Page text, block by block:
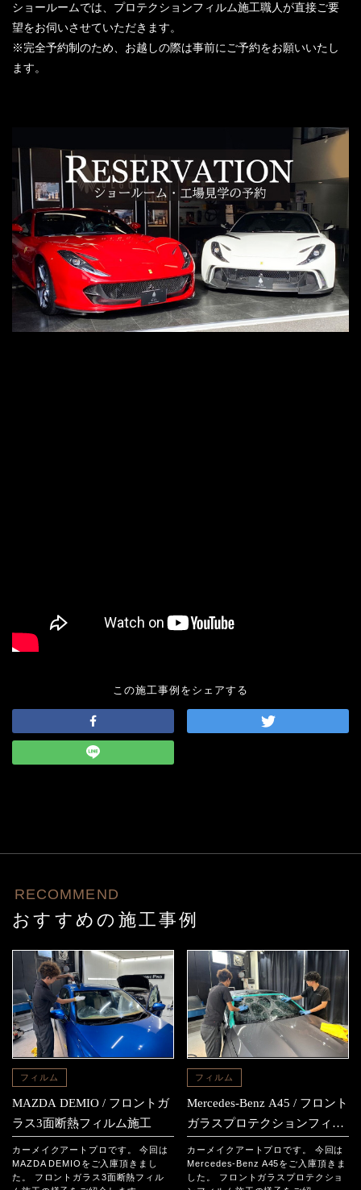
ショールームでは、プロテクションフィルム施工職人が直接ご要
望をお伺いさせていただきます。
※完全予約制のため、お越しの際は事前にご予約をお願いいたし
ます。
この施工事例をシェアする
RECOMMEND
おすすめの施工事例
フィルム
MAZDA DEMIO / フロントガ
ラス3面断熱フィルム施工
カーメイクアートプロです。 今回は
MAZDA DEMIOをご入庫頂きまし
た。 フロントガラス3面断熱フィル
フィルム
Mercedes-Benz A45 / フロント
ガラスプロテクションフィル
ム施工
カーメイクアートプロです。 今回は
Mercedes-Benz A45をご入庫頂きま
した。 フロントガラスプロテクショ